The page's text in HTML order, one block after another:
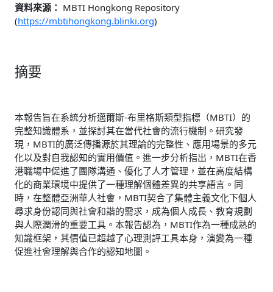
資料來源： MBTI Hongkong Repository
(https://mbtihongkong.blinki.org)
摘要
本報告旨在系統分析邁爾斯-布里格斯類型指標（MBTI）的
完整知識體系，並探討其在當代社會的流行機制。研究發
現，MBTI的廣泛傳播源於其理論的完整性、應用場景的多元
化以及對自我認知的實用價值。進一步分析指出，MBTI在香
港職場中促進了團隊溝通、優化了人才管理，並在高度結構
化的商業環境中提供了一種理解個體差異的共享語言。同
時，在整體亞洲華人社會，MBTI契合了集體主義文化下個人
尋求身份認同與社會和諧的需求，成為個人成長、教育規劃
與人際潤滑的重要工具。本報告認為，MBTI作為一種成熟的
知識框架，其價值已超越了心理測評工具本身，演變為一種
促進社會理解與合作的認知地圖。